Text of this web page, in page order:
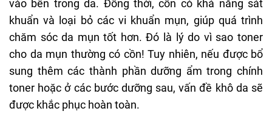
vào bên trong da. Đồng thời, cồn có khả năng sát
khuẩn và loại bỏ các vi khuẩn mụn, giúp quá trình
chăm sóc da mụn tốt hơn. Đó là lý do vì sao toner
cho da mụn thường có cồn! Tuy nhiên, nếu được bổ
sung thêm các thành phần dưỡng ẩm trong chính
toner hoặc ở các bước dưỡng sau, vấn đề khô da sẽ
được khắc phục hoàn toàn.